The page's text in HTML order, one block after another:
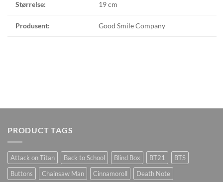
Størrelse: 19 cm
Produsent: Good Smile Company
PRODUCT TAGS
Attack on Titan Back to School Blind Box BT21
BTS
Buttons
Chainsaw Man Cinnamoroll
Death Note